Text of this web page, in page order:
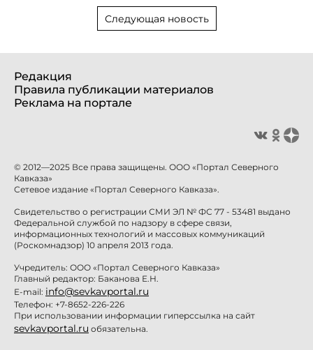
Следующая новость
Редакция
Правила публикации материалов
Реклама на портале
© 2012—2025 Все права защищены. ООО «Портал Северного
Кавказа»
Сетевое издание «Портал Северного Кавказа».
Свидетельство о регистрации СМИ ЭЛ № ФС 77 - 53481 выдано
Федеральной службой по надзору в сфере связи,
информационных технологий и массовых коммуникаций
(Роскомнадзор) 10 апреля 2013 года.
Учредитель: ООО «Портал Северного Кавказа»
Главный редактор: Баканова Е.Н.
E-mail: info@sevkavportal.ru
Телефон: +7-8652-226-226
При использовании информации гиперссылка на сайт
sevkavportal.ru обязательна.